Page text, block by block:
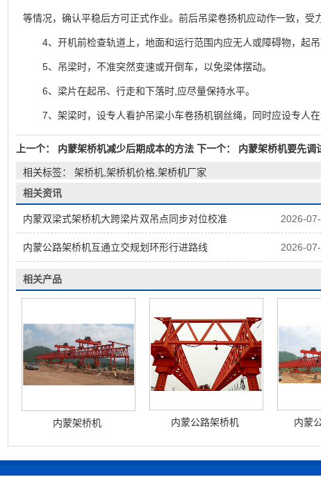
等情况，确认平稳后方可正式作业。前后吊梁卷扬机应动作一致，受
4、开机前检查轨道上，地面和运行范围内应无人或障碍物，起吊
5、吊梁时，不准突然变速或开倒车，以免梁体摆动。
6、梁片在起吊、行走和下落时,应尽量保持水平。
7、架梁时，设专人看护吊梁小车卷扬机钢丝绳，同时应设专人在
上一个： 内蒙架桥机减少后期成本的方法 下一个： 内蒙架桥机要先调
相关标签： 架桥机,架桥机价格,架桥机厂家
相关资讯
2026-
内蒙双梁式架桥机大跨梁片双吊点同步对位校准
2026-
内蒙公路架桥机互通立交规划环形行进路线
相关产品
内蒙架桥机 内蒙公路架桥机 内蒙